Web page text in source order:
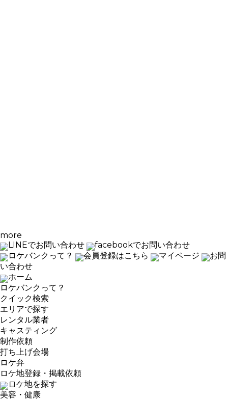
more
LINEでお問い合わせ
facebookでお問い合わせ
ロケバンクって？
会員登録はこちら マイページ
お問
い合わせ
ホーム
ロケバンクって？
クイック検索
エリアで探す
レンタル業者
キャスティング
制作依頼
打ち上げ会場
ロケ弁
ロケ地登録・掲載依頼
ロケ地を探す
美容・健康